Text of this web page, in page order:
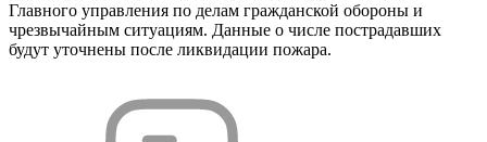
Главного управления по делам гражданской обороны и
чрезвычайным ситуациям. Данные о числе пострадавших
будут уточнены после ликвидации пожара.